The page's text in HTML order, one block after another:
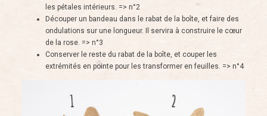
les pétales intérieurs. => n°2
Découper un bandeau dans le rabat de la boîte, et faire des
ondulations sur une longueur. Il servira à construire le cœur
de la rose. => n°3
Conserver le reste du rabat de la boîte, et couper les
extrémités en pointe pour les transformer en feuilles. => n°4